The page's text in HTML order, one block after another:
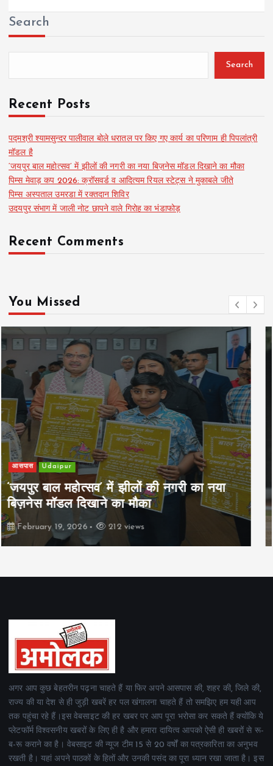
Search
Search
Recent Posts
पद्मश्री श्यामसुन्दर पालीवाल बोले धरातल पर किए गए कार्य का परिणाम ही पिपलांत्री
मॉडल है
‘जयपुर बाल महोत्सव’ में झीलों की नगरी का नया बिज़नेस मॉडल दिखाने का मौका
पिम्स मेवाड़ कप 2026: क्रॉसवर्ड व आदित्यम रियल स्टेट्स ने मुकाबले जीते
पिम्स अस्पताल उमरडा में रक्तदान शिविर
उदयपुर संभाग में जाली नोट छापने वाले गिरोह का भंडाफोड़
Recent Comments
You Missed
खेल Udaipur
पिम्स मेवाड़ कप 2026: क्रॉसवर्ड व आदित्यम
रियल स्टेट्स ने मुकाबले जीते
February 19, 2026 162 views
अगर आप कुछ बेहतरीन पढ़ना चाहते हैं या फिर अपने आसपास की, शहर की, जिले की,
राज्य की या देश से ही जुड़ी खबरें हर पल खंगालना चाहते हैं तो समझिए हम यही आप
तक पहुंचा रहे हैं।इस वेबसाइट की हर खबर पर आप पूरा भरोसा कर सकते हैं क्योंकि ये
प्लेटफॉर्म विश्वसनीय खबरों के लिए ही है और हमारा दायित्व आपको ऐसी ही खबरों से रू-
ब-रू कराने का है। वेबसाइट की न्यूज टीम 15 से 20 वर्षों का पत्रकारिता का अनुभव
रखती है। यहां अपने पाठकों के हितों और उनकी पसंद का पूरा ध्यान रखा जाता है। इस